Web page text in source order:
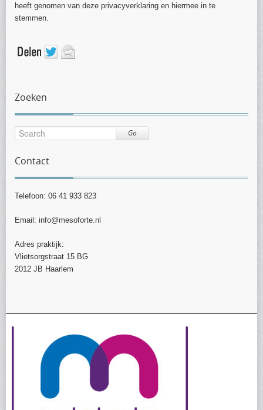
heeft genomen van deze privacyverklaring en hiermee in te
stemmen.
Zoeken
Go
Contact
Telefoon: 06 41 933 823
Email: info@mesoforte.nl
Adres praktijk:
Vlietsorgstraat 15 BG
2012 JB Haarlem